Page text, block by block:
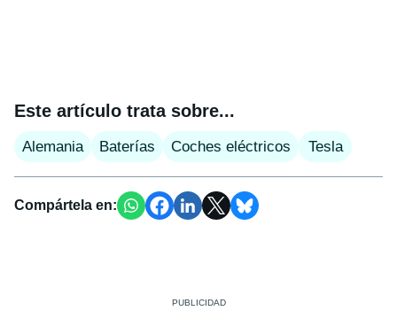
Este artículo trata sobre...
Alemania Baterías Coches eléctricos Tesla
Compártela en: